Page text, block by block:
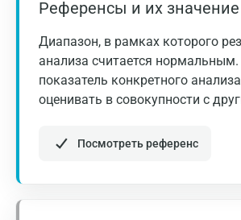
Референсы и их значение
Диапазон, в рамках которого
анализа считается
показатель конкретного
оценивать в совокупности с
Посмотреть референс
При патологических результатах
обязательно обратитесь к врачу.
исследования оцениваются в
исследований.
Москва
Санкт-Петербург
Нижний Новгород
Казань
Альметьевск